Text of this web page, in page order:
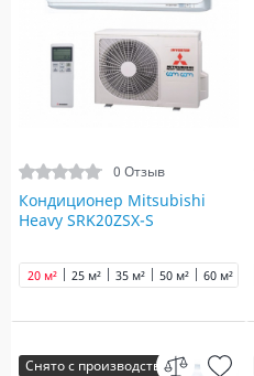
0 Отзыв
Кондиционер Mitsubishi
Heavy SRK20ZSX-S
20 м² 25 м² 35 м² 50 м² 60 м²
Снято с производства